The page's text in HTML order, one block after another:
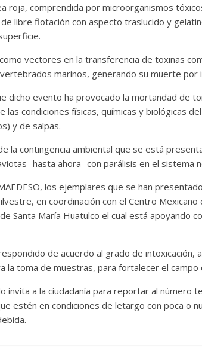
roja, comprendida por microorganismos
libre flotación con aspecto traslucido y
vectores en la transferencia de toxinas
marinos, generando su muerte por
dicho evento ha provocado la mortandad de
las condiciones físicas, químicas y biológicas
y de salpas.
la contingencia ambiental que se está
-hasta ahora- con parálisis en el sistema
los ejemplares que se han
en coordinación con el Centro
Santa María Huatulco el cual está apoyando
de acuerdo al grado de
la toma de muestras, para fortalecer el campo
invita a la ciudadanía para reportar al número
estén en condiciones de letargo con poca o